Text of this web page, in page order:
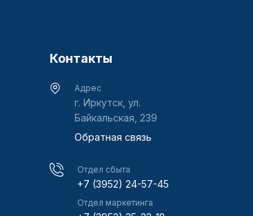
Контакты
Адрес
г. Иркутск, ул.
Байкальская, 239
Обратная связь
Отдел сбыта
+7 (3952) 24-57-45
Отдел маркетинга